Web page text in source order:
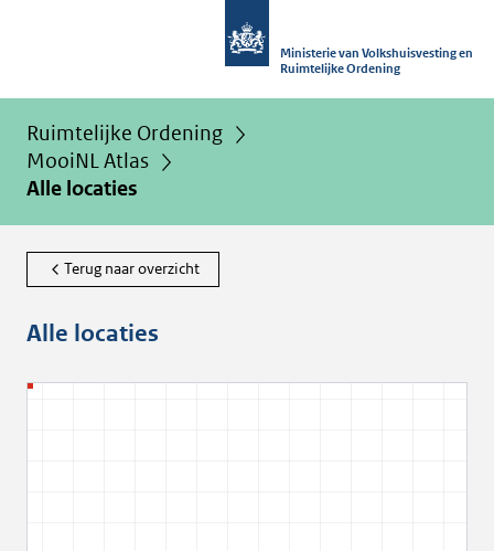
Ministerie van Volkshuisvesting en
Ruimtelijke Ordening
Ruimtelijke Ordening
MooiNL Atlas
Alle locaties
Terug naar overzicht
Alle locaties